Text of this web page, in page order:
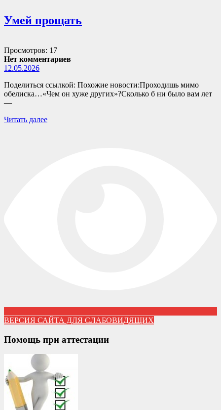
Умей прощать
Просмотров: 17
Нет комментариев
12.05.2026
Поделиться ссылкой: Похожие новости:Проходишь мимо
обелиска…«Чем он хуже других»?Сколько б ни было вам лет
—
Читать далее
ВЕРСИЯ САЙТА ДЛЯ СЛАБОВИДЯЩИХ
Помощь при аттестации